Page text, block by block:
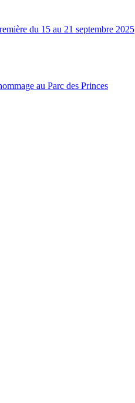
du 15 au 21 septembre 2025
au Parc des Princes